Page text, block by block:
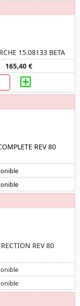
15.08133 BETA
165,40 €
REV 80
REV 80